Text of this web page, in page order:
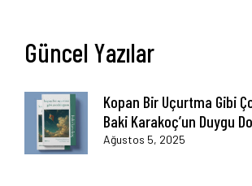
Güncel Yazılar
Kopan Bir Uçurtma Gibi
Baki Karakoç’un Duygu
Ağustos 5, 2025